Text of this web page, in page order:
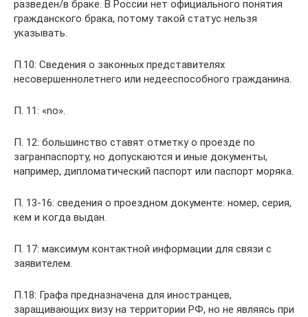
разведен/в браке. В России нет официального понятия
гражданского брака, потому такой статус нельзя
указывать.
П.10: Сведения о законных представителях
несовершеннолетнего или недееспособного гражданина.
П. 11: «no».
П. 12: большинство ставят отметку о проезде по
загранпаспорту, но допускаются и иные документы,
например, дипломатический паспорт или паспорт моряка.
П. 13-16: сведения о проездном документе: номер, серия,
кем и когда выдан.
П. 17: максимум контактной информации для связи с
заявителем.
П.18: Графа предназначена для иностранцев,
заращивающих визу на территории РФ, но не являясь при